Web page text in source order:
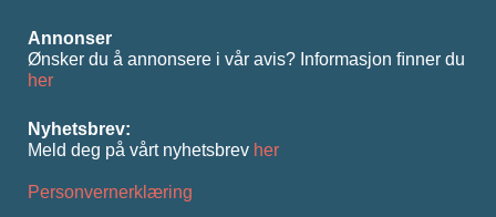
Annonser
Ønsker du å annonsere i vår avis? Informasjon ﬁnner du
her
Nyhetsbrev:
Meld deg på vårt nyhetsbrev her
Personvernerklæring